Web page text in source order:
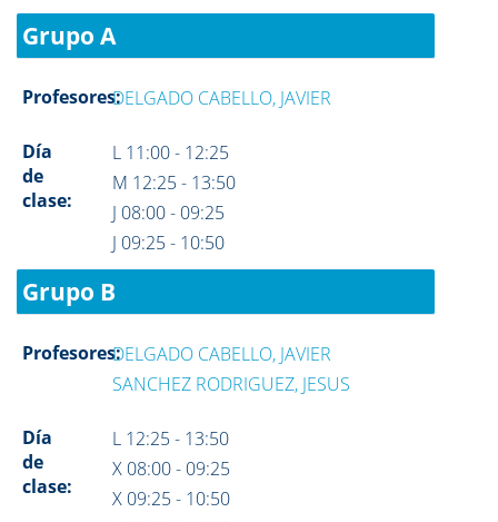
Grupo A
Profesores:DELGADO CABELLO, JAVIER
Día
de
clase:
L 11:00 - 12:25
M 12:25 - 13:50
J 08:00 - 09:25
J 09:25 - 10:50
Grupo B
Profesores:DELGADO CABELLO, JAVIER
SANCHEZ RODRIGUEZ, JESUS
Día
de
clase:
L 12:25 - 13:50
X 08:00 - 09:25
X 09:25 - 10:50